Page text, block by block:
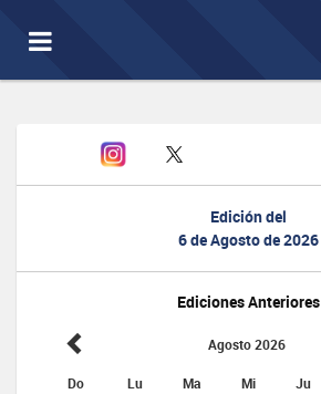
Toggle
navigation
Edición del
6 de Agosto de 2026
Ediciones Anteriores
Agosto 2026
Do Lu Ma Mi Ju